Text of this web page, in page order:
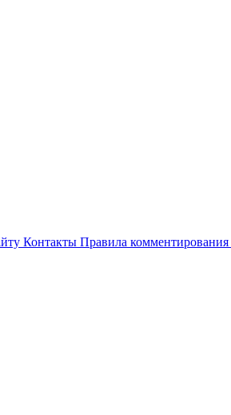
Контакты Правила комментирования